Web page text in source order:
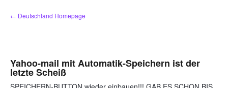
Zum
Inhalt
← Deutschland Homepage
Yahoo-mail mit Automatik-Speichern ist der
letzte Scheiß